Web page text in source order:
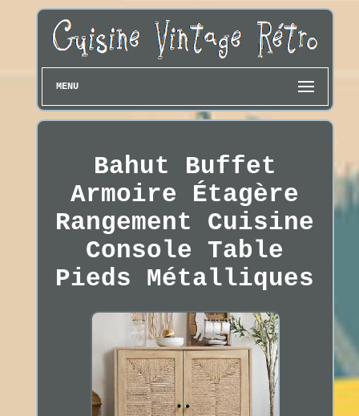
MENU
Bahut Buffet
Armoire Étagère
Rangement Cuisine
Console Table
Pieds Métalliques